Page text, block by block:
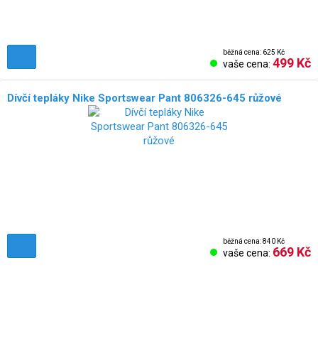
běžná cena: 625 Kč
vaše cena: 499 Kč
Dívčí tepláky Nike Sportswear Pant 806326-645 růžové
běžná cena: 840 Kč
vaše cena: 669 Kč